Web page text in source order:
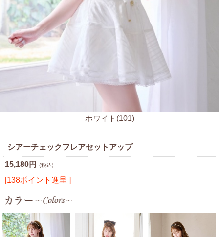
ホワイト(101)
シアーチェックフレアセットアップ
15,180円 (税込)
[138ポイント進呈 ]